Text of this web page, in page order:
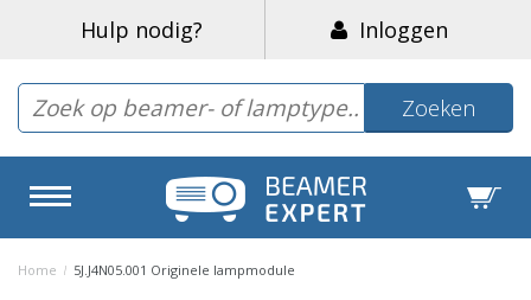
Hulp nodig? Inloggen
Zoeken
Home / 5J.J4N05.001 Originele lampmodule